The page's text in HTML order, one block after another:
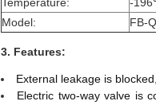
Model:
FB-
3. Features:
External leakage is
Electric two-way valve is